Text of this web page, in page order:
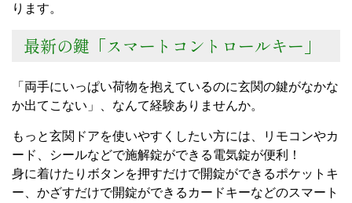
ります。
最新の鍵「スマートコントロールキー」
「両手にいっぱい荷物を抱えているのに玄関の鍵がなかな
か出てこない」、なんて経験ありませんか。
もっと玄関ドアを使いやすくしたい方には、リモコンやカ
ード、シールなどで施解錠ができる電気錠が便利！
身に着けたりボタンを押すだけで開錠ができるポケットキ
ー、かざすだけで開錠ができるカードキーなどのスマート